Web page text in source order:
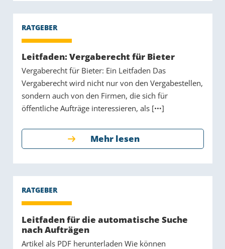
Leitfaden: Vergaberecht für Bieter
Vergaberecht für Bieter: Ein Leitfaden Das
Vergaberecht wird nicht nur von den Vergabestellen,
sondern auch von den Firmen, die sich für
öffentliche Aufträge interessieren, als [
]
Mehr lesen
Leitfaden für die automatische Suche
nach Aufträgen
Artikel als PDF herunterladen Wie können